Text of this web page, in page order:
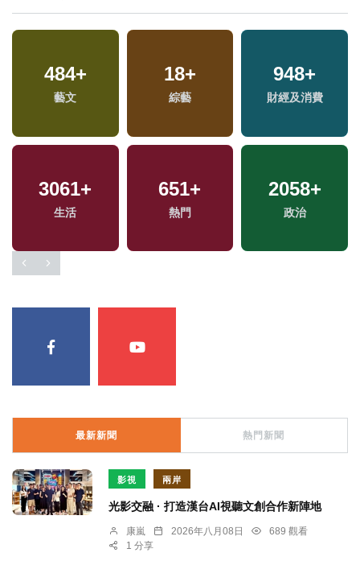
484+
藝文
18+
綜藝
948+
財經及消費
3061+
生活
651+
熱門
2058+
政治
最新新聞 熱門新聞
影視 兩岸
光影交融 · 打造漢台AI視聽文創合作新陣地
康嵐 2026年八月08日
689 觀看
1 分享